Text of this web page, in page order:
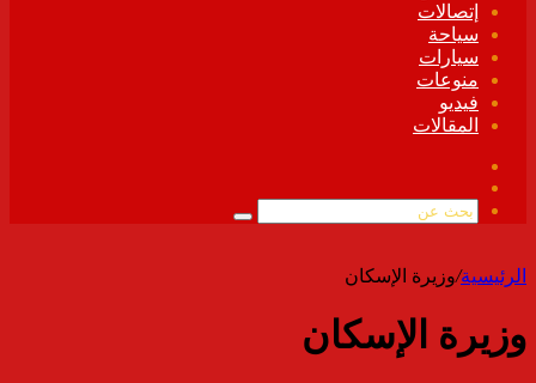
إتصالات
سياحة
سيارات
منوعات
فيديو
المقالات
الموقع
بحث
الرئيسية/وزيرة الإسكان
وزيرة الإسكان